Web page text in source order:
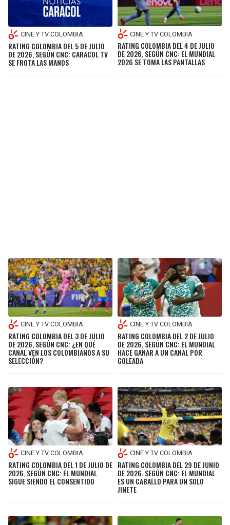
CINE Y TV COLOMBIA
RATING COLOMBIA DEL 5 DE JULIO
DE 2026, SEGÚN CNC: CARACOL TV
SE FROTA LAS MANOS
CINE Y TV COLOMBIA
RATING COLOMBIA DEL 4 DE JULIO
DE 2026, SEGÚN CNC: EL MUNDIAL
2026 SE TOMA LAS PANTALLAS
CINE Y TV COLOMBIA
RATING COLOMBIA DEL 3 DE JULIO
DE 2026, SEGÚN CNC: ¿EN QUÉ
CANAL VEN LOS COLOMBIANOS A SU
SELECCIÓN?
CINE Y TV COLOMBIA
RATING COLOMBIA DEL 2 DE JULIO
DE 2026, SEGÚN CNC: EL MUNDIAL
HACE GANAR A UN CANAL POR
GOLEADA
CINE Y TV COLOMBIA
RATING COLOMBIA DEL 1 DE JULIO DE
2026, SEGÚN CNC: EL MUNDIAL
SIGUE SIENDO EL CONSENTIDO
CINE Y TV COLOMBIA
RATING COLOMBIA DEL 29 DE JUNIO
DE 2026, SEGÚN CNC: EL MUNDIAL
ES UN CABALLO PARA UN SOLO
JINETE